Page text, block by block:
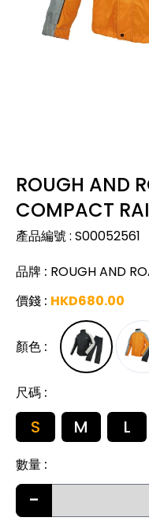
ROUGH AND
COMPACT
產品編號: S00052561
品牌 : ROUGH AND
價錢 : HKD680.00
顏色 :
數量 :
-
尺碼 :
S M L